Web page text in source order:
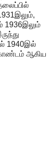
1936இலும்
1940இல்
ஆகிய